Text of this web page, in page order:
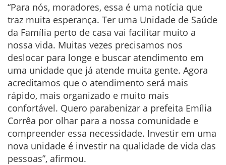
“Para nós, moradores, essa é uma notícia que
traz muita esperança. Ter uma Unidade de Saúde
da Família perto de casa vai facilitar muito a
nossa vida. Muitas vezes precisamos nos
deslocar para longe e buscar atendimento em
uma unidade que já atende muita gente. Agora
acreditamos que o atendimento será mais
rápido, mais organizado e muito mais
confortável. Quero parabenizar a prefeita Emília
Corrêa por olhar para a nossa comunidade e
compreender essa necessidade. Investir em uma
nova unidade é investir na qualidade de vida das
pessoas”, afirmou.